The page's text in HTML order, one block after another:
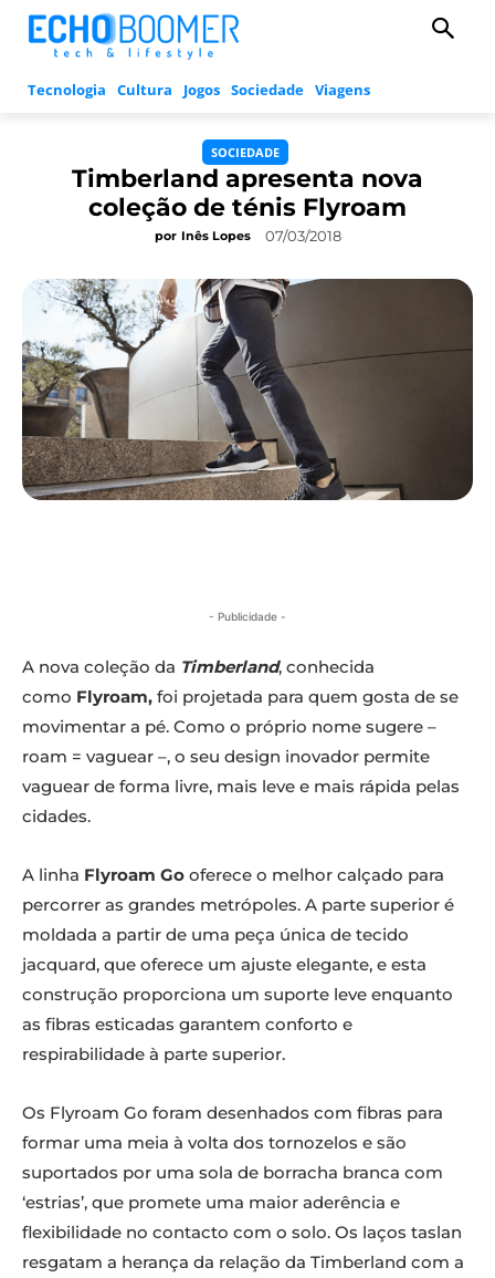
Tecnologia Cultura Jogos Sociedade Viagens
SOCIEDADE
Timberland apresenta nova
coleção de ténis Flyroam
por Inês Lopes 07/03/2018
- Publicidade -
A nova coleção da Timberland, conhecida
como Flyroam, foi projetada para quem gosta de se
movimentar a pé. Como o próprio nome sugere –
roam = vaguear –, o seu design inovador permite
vaguear de forma livre, mais leve e mais rápida pelas
cidades.
A linha Flyroam Go oferece o melhor calçado para
percorrer as grandes metrópoles. A parte superior é
moldada a partir de uma peça única de tecido
jacquard, que oferece um ajuste elegante, e esta
construção proporciona um suporte leve enquanto
as fibras esticadas garantem conforto e
respirabilidade à parte superior.
Os Flyroam Go foram desenhados com fibras para
formar uma meia à volta dos tornozelos e são
suportados por uma sola de borracha branca com
‘estrias’, que promete uma maior aderência e
flexibilidade no contacto com o solo. Os laços taslan
resgatam a herança da relação da Timberland com a